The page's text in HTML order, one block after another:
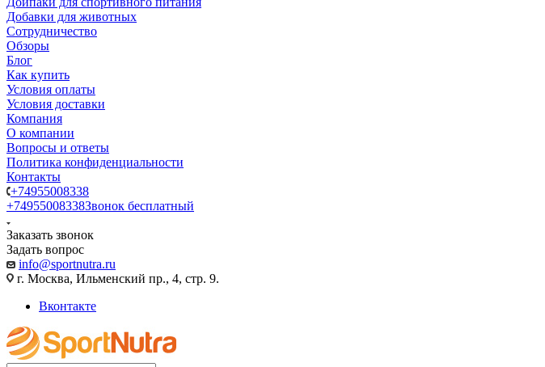
Добавки для животных
Сотрудничество
Обзоры
Блог
Как купить
Условия оплаты
Условия доставки
Компания
О компании
Вопросы и ответы
Политика конфиденциальности
Контакты
+74955008338
+74955008338Звонок бесплатный
Заказать звонок
Задать вопрос
info@sportnutra.ru
г. Москва, Ильменский пр., 4, стр. 9.
Вконтакте